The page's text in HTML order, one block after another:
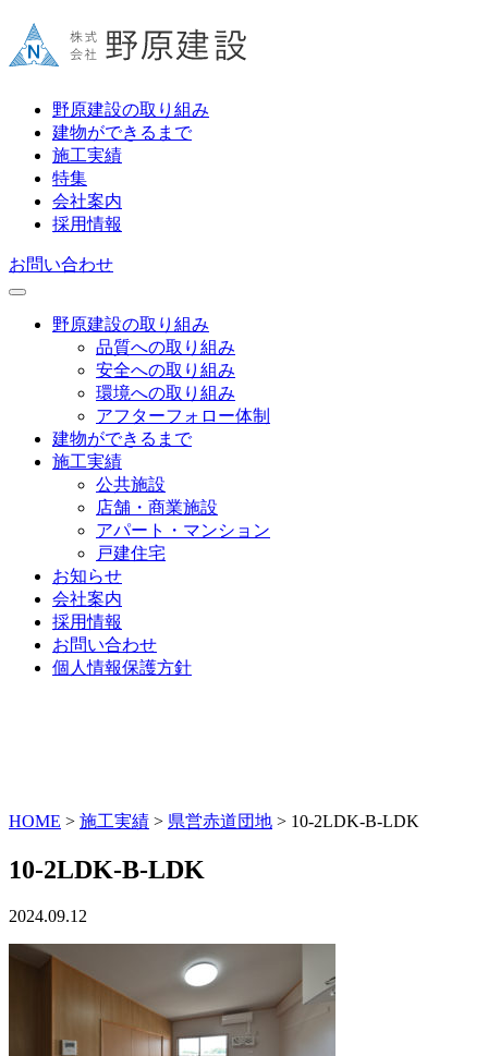
野原建設の取り組み
建物ができるまで
施工実績
特集
会社案内
採用情報
お問い合わせ
野原建設の取り組み
品質への取り組み
安全への取り組み
環境への取り組み
アフターフォロー体制
建物ができるまで
施工実績
公共施設
店舗・商業施設
アパート・マンション
戸建住宅
お知らせ
会社案内
採用情報
お問い合わせ
個人情報保護方針
HOME > 施工実績 > 県営赤道団地 > 10-2LDK-B-LDK
10-2LDK-B-LDK
2024.09.12